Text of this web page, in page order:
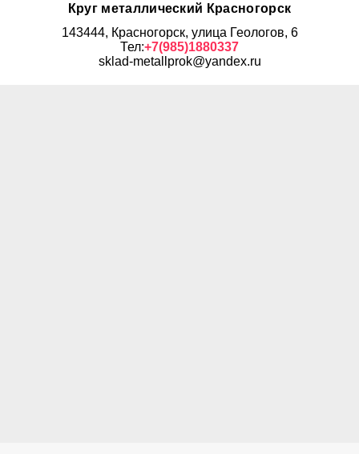
Круг металлический Красногорск
143444, Красногорск, улица Геологов, 6
Тел:+7(985)1880337
sklad-metallprok@yandex.ru